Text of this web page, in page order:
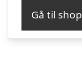
Gå til shop